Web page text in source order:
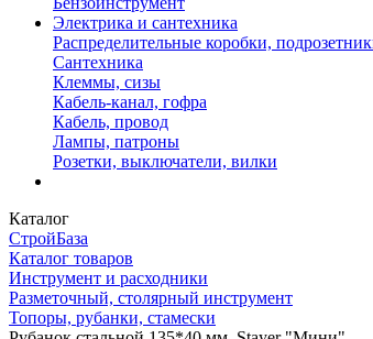
Электрика и сантехника
Распределительные коробки,
Сантехника
Клеммы, сизы
Кабель-канал, гофра
Кабель, провод
Лампы, патроны
Розетки, выключатели, вилки
Каталог
СтройБаза
Каталог товаров
Инструмент и расходники
Разметочный, столярный инструмент
Топоры, рубанки, стамески